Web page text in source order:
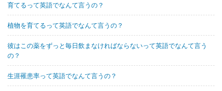
育てるって英語でなんて言うの？
植物を育てるって英語でなんて言うの？
彼はこの薬をずっと毎日飲まなければならないって英語でなんて言う
の？
生涯罹患率って英語でなんて言うの？